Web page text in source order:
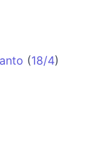
(18/4)